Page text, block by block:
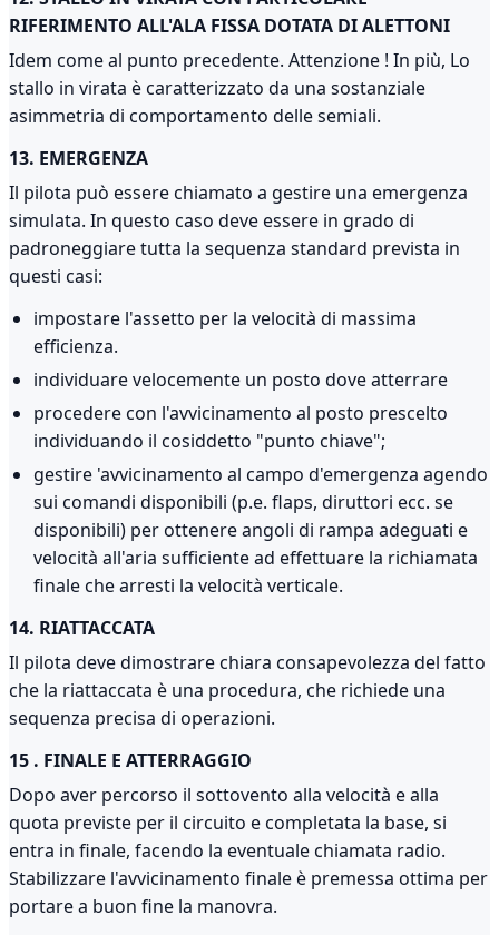
RIFERIMENTO ALL'ALA FISSA DOTATA DI ALETTONI
Idem come al punto precedente. Attenzione ! In più, Lo
stallo in virata è caratterizzato da una sostanziale
asimmetria di comportamento delle semiali.
13. EMERGENZA
Il pilota può essere chiamato a gestire una emergenza
simulata. In questo caso deve essere in grado di
padroneggiare tutta la sequenza standard prevista in
questi casi:
impostare l'assetto per la velocità di massima
efficienza.
individuare velocemente un posto dove atterrare
procedere con l'avvicinamento al posto prescelto
individuando il cosiddetto "punto chiave";
gestire 'avvicinamento al campo d'emergenza agendo
sui comandi disponibili (p.e. flaps, diruttori ecc. se
disponibili) per ottenere angoli di rampa adeguati e
velocità all'aria sufficiente ad effettuare la richiamata
finale che arresti la velocità verticale.
14. RIATTACCATA
Il pilota deve dimostrare chiara consapevolezza del fatto
che la riattaccata è una procedura, che richiede una
sequenza precisa di operazioni.
15 . FINALE E ATTERRAGGIO
Dopo aver percorso il sottovento alla velocità e alla
quota previste per il circuito e completata la base, si
entra in finale, facendo la eventuale chiamata radio.
Stabilizzare l'avvicinamento finale è premessa ottima per
portare a buon fine la manovra.